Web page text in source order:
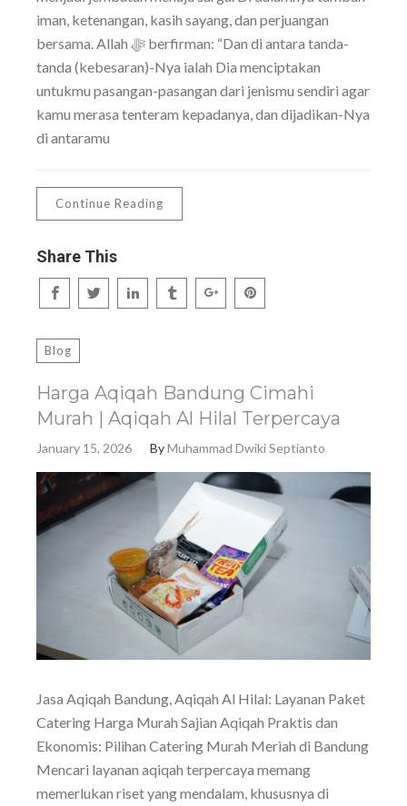
iman, ketenangan, kasih sayang, dan perjuangan
bersama. Allah ﷻ berfirman: “Dan di antara tanda-
tanda (kebesaran)-Nya ialah Dia menciptakan
untukmu pasangan-pasangan dari jenismu sendiri agar
kamu merasa tenteram kepadanya, dan dijadikan-Nya
di antaramu
Continue Reading
Share This
Blog
Harga Aqiqah Bandung Cimahi
Murah | Aqiqah Al Hilal Terpercaya
January 15, 2026 ByMuhammad Dwiki Septianto
Jasa Aqiqah Bandung, Aqiqah Al Hilal: Layanan Paket
Catering Harga Murah Sajian Aqiqah Praktis dan
Ekonomis: Pilihan Catering Murah Meriah di Bandung
Mencari layanan aqiqah terpercaya memang
memerlukan riset yang mendalam, khususnya di